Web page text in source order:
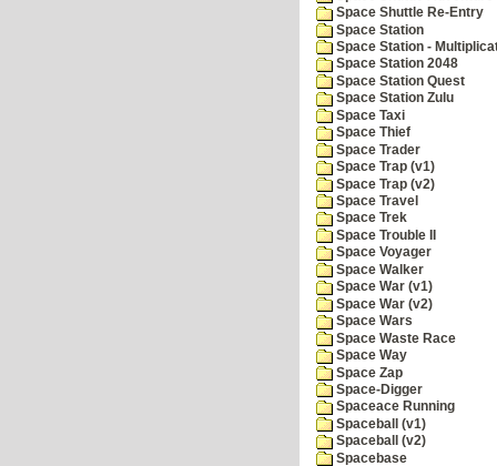
Space Shuttle Re-Entry
Space Station
Space Station -
Space Station 2048
Space Station Quest
Space Station Zulu
Space Taxi
Space Thief
Space Trader
Space Trap (v1)
Space Trap (v2)
Space Travel
Space Trek
Space Trouble II
Space Voyager
Space Walker
Space War (v1)
Space War (v2)
Space Wars
Space Waste Race
Space Way
Space Zap
Space-Digger
Spaceace Running
Spaceball (v1)
Spaceball (v2)
Spacebase